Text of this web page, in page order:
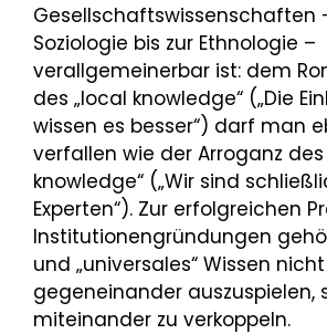
Gesellschaftswissenschaften
Soziologie bis zur Ethnologie –
verallgemeinerbar ist: dem
des „local knowledge“ („Die
wissen es besser“) darf man
verfallen wie der Arroganz des
knowledge“ („Wir sind
Experten“). Zur erfolgreichen
Institutionengründungen
und „universales“ Wissen nicht
gegeneinander auszuspielen,
miteinander zu verkoppeln.